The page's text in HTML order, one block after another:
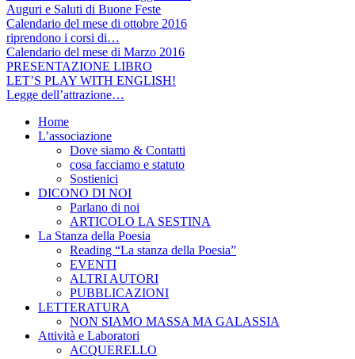
Auguri e Saluti di Buone Feste
Calendario del mese di ottobre 2016
riprendono i corsi di…
Calendario del mese di Marzo 2016
PRESENTAZIONE LIBRO
LET’S PLAY WITH ENGLISH!
Legge dell’attrazione…
Home
L’associazione
Dove siamo & Contatti
cosa facciamo e statuto
Sostienici
DICONO DI NOI
Parlano di noi
ARTICOLO LA SESTINA
La Stanza della Poesia
Reading “La stanza della Poesia”
EVENTI
ALTRI AUTORI
PUBBLICAZIONI
LETTERATURA
NON SIAMO MASSA MA GALASSIA
Attività e Laboratori
ACQUERELLO